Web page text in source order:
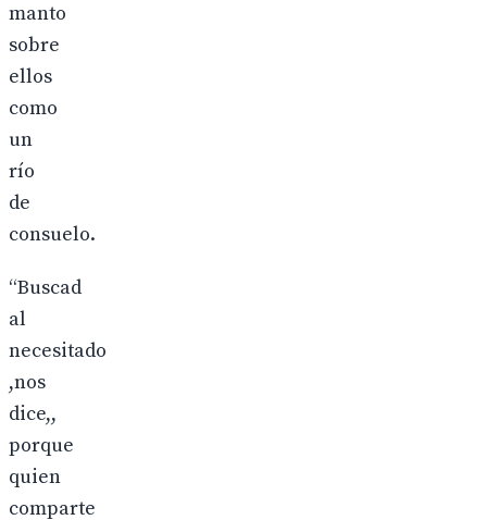
manto
sobre
ellos
como
un
río
de
consuelo.
“Buscad
al
necesitado
,nos
dice,,
porque
quien
comparte